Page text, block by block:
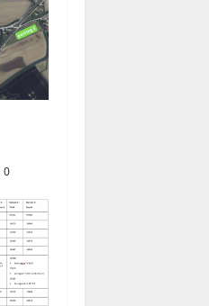
0